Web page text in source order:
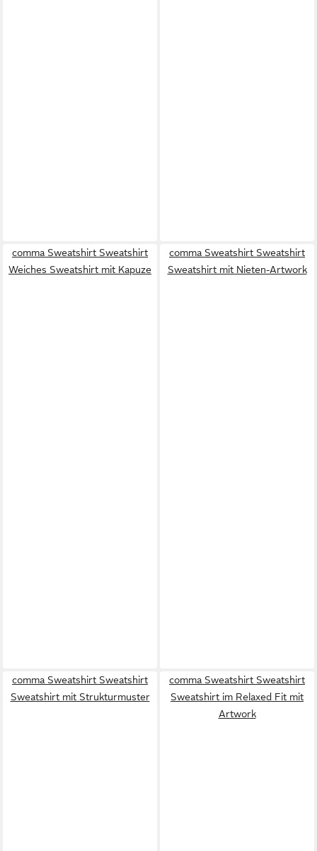
comma Sweatshirt Sweatshirt
Weiches Sweatshirt mit Kapuze
comma Sweatshirt Sweatshirt
Sweatshirt mit Nieten-Artwork
comma Sweatshirt Sweatshirt
Sweatshirt mit Strukturmuster
comma Sweatshirt Sweatshirt
Sweatshirt im Relaxed Fit mit
Artwork